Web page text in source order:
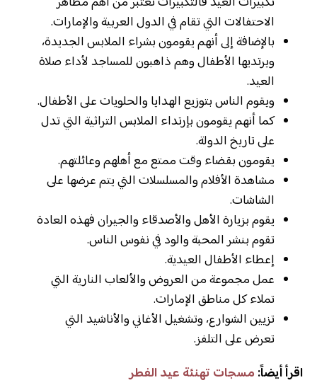
الاحتفالات التي تقام في الدول العربية والإمارات.
بالإضافة إلى أنهم يقومون بشراء الملابس الجديدة،
ويرتديها الأطفال وهم ذاهبون للمساجد لأداء صلاة
العيد.
ويقوم الناس بتوزيع الهدايا والحلويات على الأطفال.
كما أنهم يقومون بإرتداء الملابس التراثية التي تدل
على تاريخ الدولة.
يقومون بقضاء وقت ممتع مع أهلهم وعائلتهم.
مشاهدة الأفلام والمسلسلات التي يتم عرضها على
الشاشات.
يقوم بزيارة الأهل والأصدقاء والجيران فهذه العادة
تقوم بنشر المحبة والود في نفوس الناس.
إعطاء الأطفال العيدية.
عمل مجموعة من العروض والألعاب النارية التي
تملاء كل مناطق الإمارات.
تزيين الشوارع، وتشغيل الأغاني والأناشيد التي
تعرض على التلفز.
اقرأ أيضاً: مسجات تهنئة عيد الفطر